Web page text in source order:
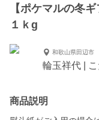
【ポケマルの冬
１ｋg
和歌山県田辺市
輪玉祥代 |
商品説明